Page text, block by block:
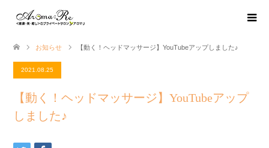
お知らせ 【動く！ヘッドマッサージ】YouTubeアップしました♪
2021.08.25
【動く！ヘッドマッサージ】YouTubeアップ
しました♪